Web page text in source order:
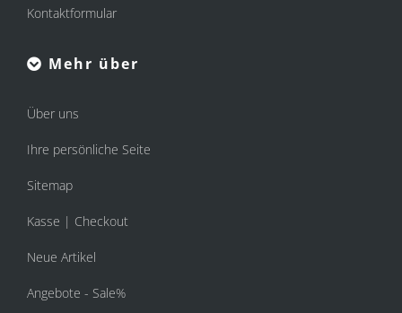
Kontaktformular
Mehr über
Über uns
Ihre persönliche Seite
Sitemap
Kasse | Checkout
Neue Artikel
Angebote - Sale%